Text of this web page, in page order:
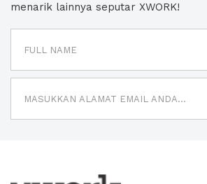
menarik lainnya seputar XWORK!